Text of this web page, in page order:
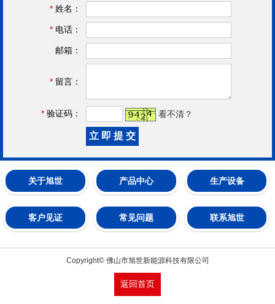
* 姓名：
* 电话：
邮箱：
* 留言：
* 验证码： 看不清？
关于旭世 产品中心 生产设备
客户见证 常见问题 联系旭世
Copyright© 佛山市旭世新能源科技有限公司
返回首页